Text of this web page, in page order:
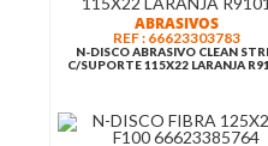
ABRASIVOS
REF : 66623303783
N-DISCO ABRASIVO CLEAN
C/SUPORTE 115X22 LARANJA